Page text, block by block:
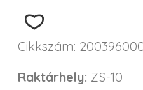
Cikkszám:
Raktárhely: ZS-10